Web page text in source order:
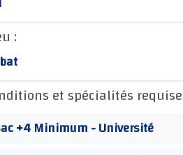
Lieu :
Rabat
Conditions et spécialités
Bac +4 Minimum - Université